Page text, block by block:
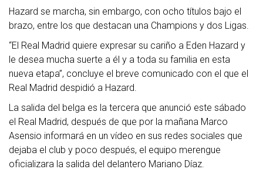
Hazard se marcha, sin embargo, con ocho títulos bajo el
brazo, entre los que destacan una Champions y dos Ligas.
“El Real Madrid quiere expresar su cariño a Eden Hazard y
le desea mucha suerte a él y a toda su familia en esta
nueva etapa”, concluye el breve comunicado con el que el
Real Madrid despidió a Hazard.
La salida del belga es la tercera que anunció este sábado
el Real Madrid, después de que por la mañana Marco
Asensio informará en un vídeo en sus redes sociales que
dejaba el club y poco después, el equipo merengue
oficializara la salida del delantero Mariano Díaz.